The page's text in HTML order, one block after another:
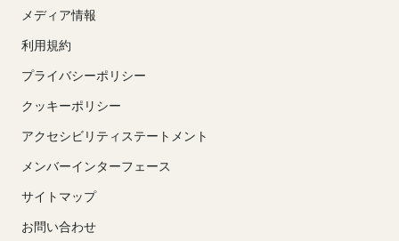
メディア情報
利用規約
プライバシーポリシー
クッキーポリシー
アクセシビリティステートメント
メンバーインターフェース
サイトマップ
お問い合わせ